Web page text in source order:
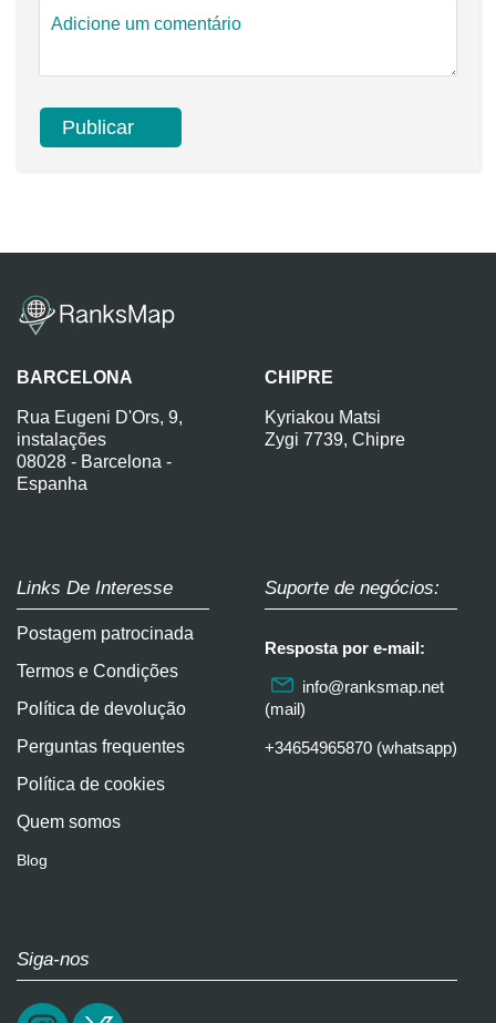
BARCELONA
Rua Eugeni D'Ors, 9,
instalações
08028 - Barcelona -
Espanha
CHIPRE
Kyriakou Matsi
Zygi 7739, Chipre
Links De Interesse
Postagem patrocinada
Termos e Condições
Política de devolução
Perguntas frequentes
Política de cookies
Quem somos
Blog
Suporte de negócios:
Resposta por e-mail:
info@ranksmap.net
(mail)
+34654965870 (whatsapp)
Siga-nos